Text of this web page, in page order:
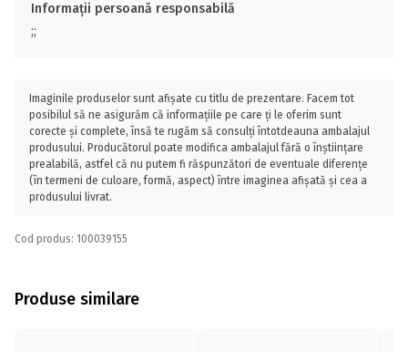
Informații persoană responsabilă
;;
Imaginile produselor sunt afișate cu titlu de prezentare. Facem tot
posibilul să ne asigurăm că informațiile pe care ți le oferim sunt
corecte și complete, însă te rugăm să consulți întotdeauna ambalajul
produsului. Producătorul poate modifica ambalajul fără o înștiințare
prealabilă, astfel că nu putem fi răspunzători de eventuale diferențe
(în termeni de culoare, formă, aspect) între imaginea afișată și cea a
produsului livrat.
Cod produs: 100039155
Produse similare